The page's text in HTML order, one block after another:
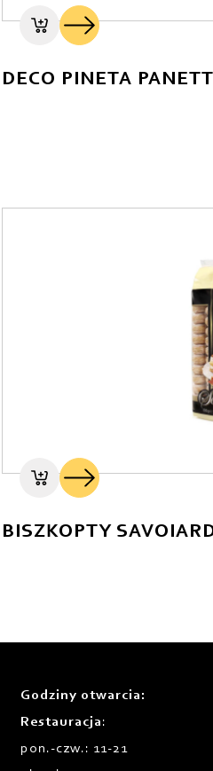
DECO PINETA
BISZKOPTY
Godziny otwarcia:
Restauracja:
pon.-czw.: 11-21